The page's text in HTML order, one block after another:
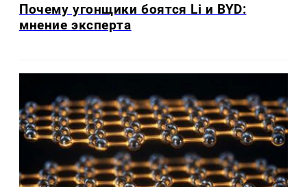
Почему угонщики боятся Li и BYD:
мнение эксперта